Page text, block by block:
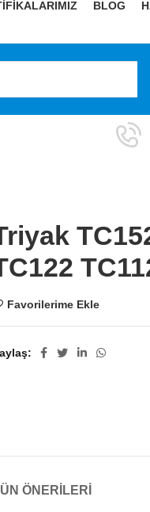
BLOG
Favorilerime Ekle
ÖNERILERI